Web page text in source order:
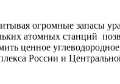
огромные запасы
атомных станций
ценное
России и